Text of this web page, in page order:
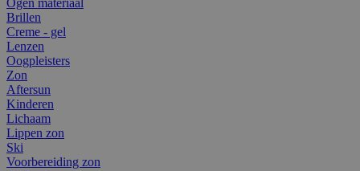
Brillen
Creme - gel
Lenzen
Oogpleisters
Zon
Aftersun
Kinderen
Lichaam
Lippen zon
Ski
Voorbereiding zon